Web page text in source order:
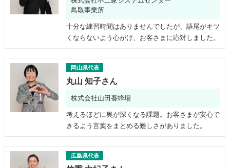
鳥取事業所
十分な練習時間はありませんでしたが、語尾がキツ
くならないよう心がけ、お客さまに応対しました。
岡山県代表
丸山 知子さん
株式会社山田養蜂場
考えるほどに奥が深くなる課題。お客さまが安心で
きるよう言葉をまとめる難しさがありました。
広島県代表